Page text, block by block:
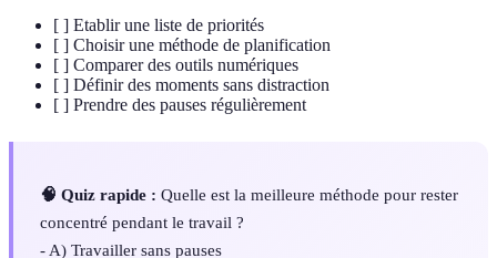
[ ] Etablir une liste de priorités
[ ] Choisir une méthode de planification
[ ] Comparer des outils numériques
[ ] Définir des moments sans distraction
[ ] Prendre des pauses régulièrement
🧠 Quiz rapide : Quelle est la meilleure méthode pour rester
concentré pendant le travail ?
- A) Travailler sans pauses